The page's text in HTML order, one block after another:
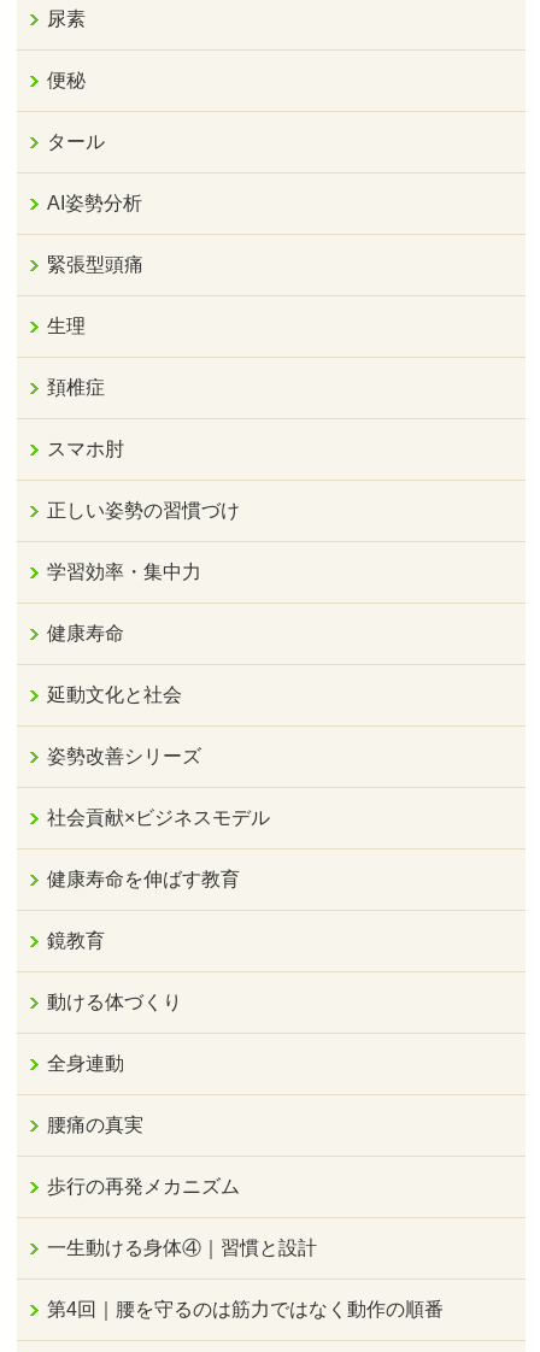
尿素
便秘
タール
AI姿勢分析
緊張型頭痛
生理
頚椎症
スマホ肘
正しい姿勢の習慣づけ
学習効率・集中力
健康寿命
延動文化と社会
姿勢改善シリーズ
社会貢献×ビジネスモデル
健康寿命を伸ばす教育
鏡教育
動ける体づくり
全身連動
腰痛の真実
歩行の再発メカニズム
一生動ける身体④｜習慣と設計
第4回｜腰を守るのは筋力ではなく動作の順番